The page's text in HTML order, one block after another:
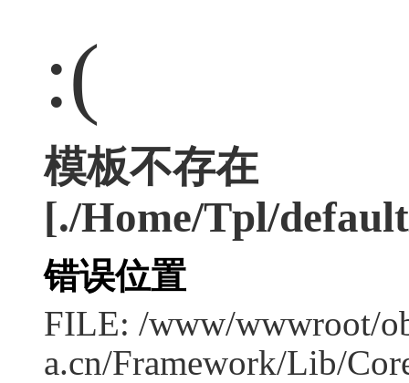
:(
模板不存在
[./Home/Tpl/
错误位置
FILE: /www/wwwroot/
a.cn/Framework/Lib/